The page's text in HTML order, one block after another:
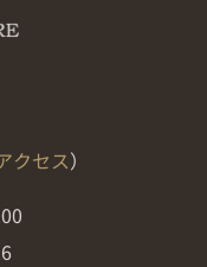
クセス）